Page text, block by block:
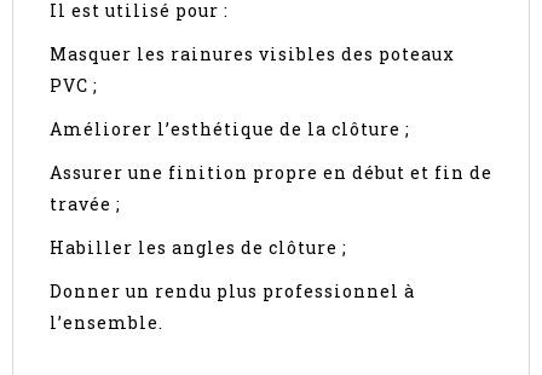
Il est utilisé pour :
Masquer les rainures visibles des poteaux
PVC ;
Améliorer l’esthétique de la clôture ;
Assurer une finition propre en début et fin de
travée ;
Habiller les angles de clôture ;
Donner un rendu plus professionnel à
l’ensemble.